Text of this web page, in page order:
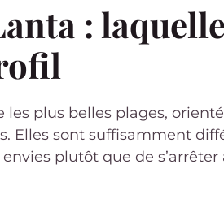
: laquelle
les plus belles plages,
Elles sont suffisamment
plutôt que de